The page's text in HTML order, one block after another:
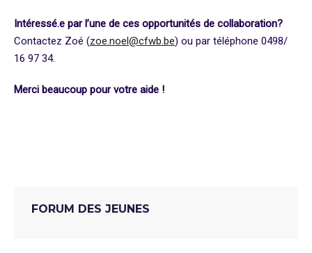
Intéressé.e par l’une de ces opportunités de collaboration?
Contactez Zoé (zoe.noel@cfwb.be) ou par téléphone 0498/
16 97 34.
Merci beaucoup pour votre aide !
FORUM DES JEUNES